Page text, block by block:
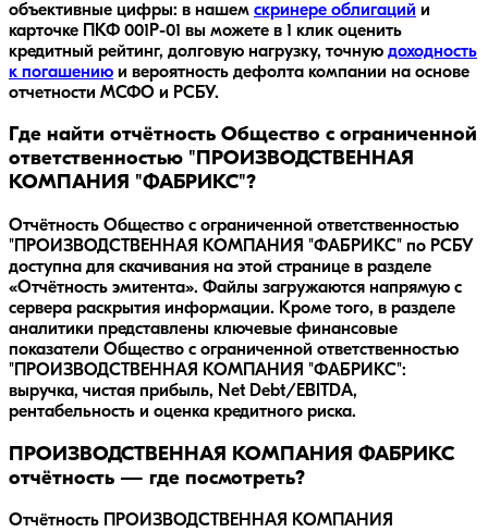
объективные цифры: в нашем скринере облигаций и
карточке ПКФ 001Р-01 вы можете в 1 клик оценить
кредитный рейтинг, долговую нагрузку, точную доходность
к погашению и вероятность дефолта компании на основе
отчетности МСФО и РСБУ.
Где найти отчётность Общество с ограниченной
ответственностью "ПРОИЗВОДСТВЕННАЯ
КОМПАНИЯ "ФАБРИКС"?
Отчётность Общество с ограниченной ответственностью
"ПРОИЗВОДСТВЕННАЯ КОМПАНИЯ "ФАБРИКС" по РСБУ
доступна для скачивания на этой странице в разделе
«Отчётность эмитента». Файлы загружаются напрямую с
сервера раскрытия информации. Кроме того, в разделе
аналитики представлены ключевые финансовые
показатели Общество с ограниченной ответственностью
"ПРОИЗВОДСТВЕННАЯ КОМПАНИЯ "ФАБРИКС":
выручка, чистая прибыль, Net Debt/EBITDA,
рентабельность и оценка кредитного риска.
ПРОИЗВОДСТВЕННАЯ КОМПАНИЯ ФАБРИКС
отчётность — где посмотреть?
Отчётность ПРОИЗВОДСТВЕННАЯ КОМПАНИЯ